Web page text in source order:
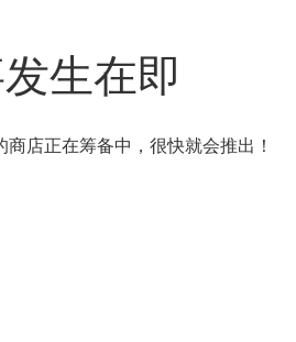
生在即
店正在筹备中，很快就会推出！